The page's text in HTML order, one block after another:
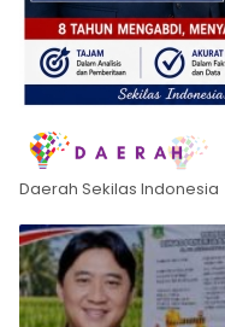
Daerah Sekilas Indonesia